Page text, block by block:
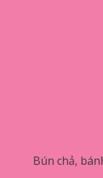
Bún chả,